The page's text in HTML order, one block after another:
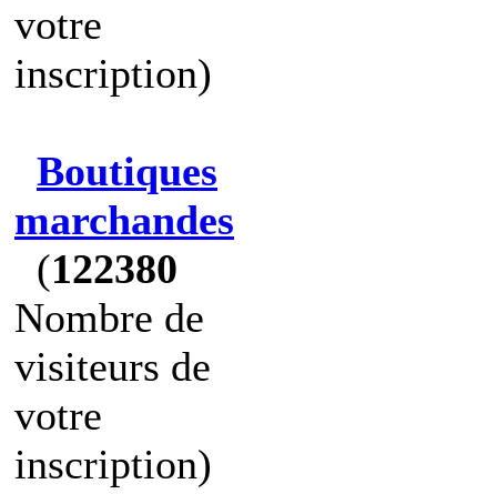
votre
inscription)
Boutiques
marchandes
(122380
Nombre de
visiteurs de
votre
inscription)